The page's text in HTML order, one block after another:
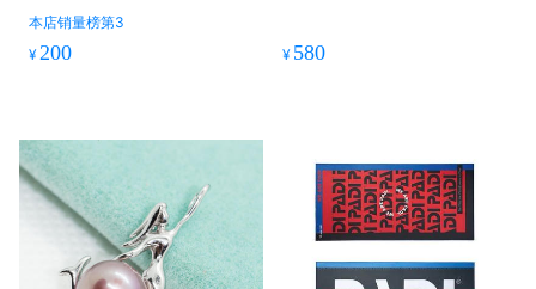
本店销量榜第3
¥ 200 ¥ 580